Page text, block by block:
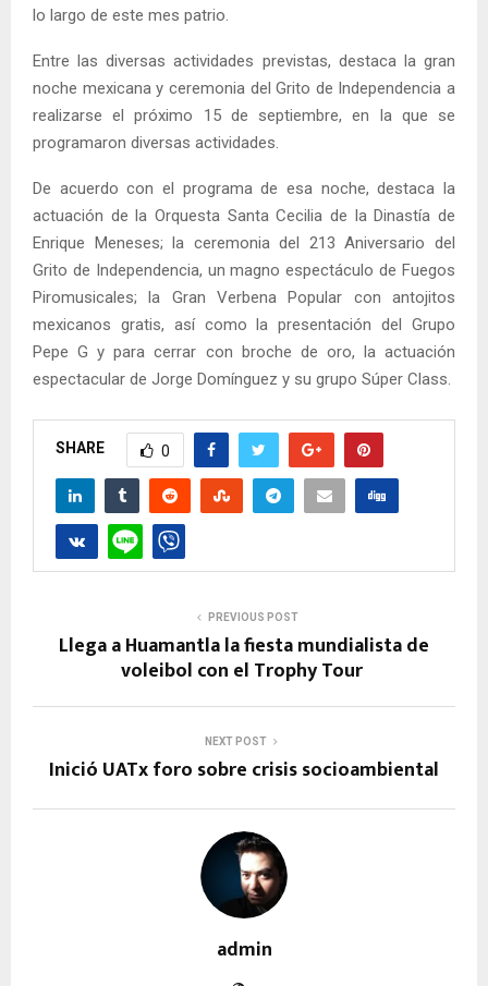
lo largo de este mes patrio.
Entre las diversas actividades previstas, destaca la gran
noche mexicana y ceremonia del Grito de Independencia a
realizarse el próximo 15 de septiembre, en la que se
programaron diversas actividades.
De acuerdo con el programa de esa noche, destaca la
actuación de la Orquesta Santa Cecilia de la Dinastía de
Enrique Meneses; la ceremonia del 213 Aniversario del
Grito de Independencia, un magno espectáculo de Fuegos
Piromusicales; la Gran Verbena Popular con antojitos
mexicanos gratis, así como la presentación del Grupo
Pepe G y para cerrar con broche de oro, la actuación
espectacular de Jorge Domínguez y su grupo Súper Class.
SHARE 0
PREVIOUS POST
Llega a Huamantla la fiesta mundialista de
voleibol con el Trophy Tour
NEXT POST
Inició UATx foro sobre crisis socioambiental
admin